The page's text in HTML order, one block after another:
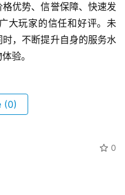
优势、信誉保障、快速发
大玩家的信任和好评。未
，不断提升自身的服务水
验。
(0)
0